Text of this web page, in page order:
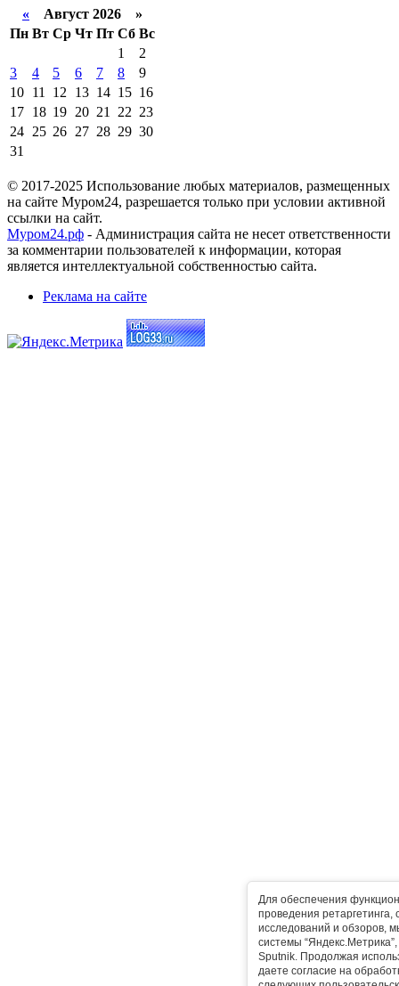
Для обеспечения
проведения ретаргетинга,
исследований и обзоров,
системы
Sputnik. Продолжая
даете согласие на
« Август 2026 »
Пн Вт Ср Чт Пт Сб Вс
1
2
3
4 5 6 7 8
9
10 11 12 13 14 15 16
17 18 19 20 21 22 23
24 25 26 27 28 29 30
31
© 2017-2025 Использование любых материалов, размещенных
на сайте Муром24, разрешается только при условии активной
ссылки на сайт.
Муром24.рф - Администрация сайта не несет ответственности
за комментарии пользователей к информации, которая
является интеллектуальной собственностью сайта.
Реклама на сайте